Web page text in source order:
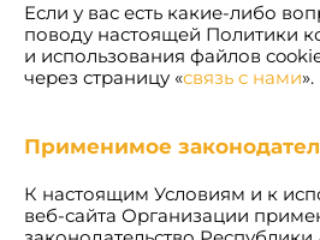
Если у вас есть какие-либо
поводу настоящей Политики
и использования файлов
через страницу «связь с нами».
Применимое
К настоящим Условиям и к
веб-сайта Организации